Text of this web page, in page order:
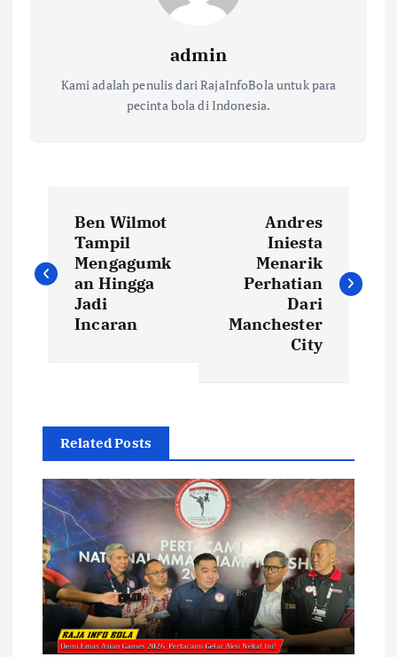
admin
Kami adalah penulis dari RajaInfoBola untuk para
pecinta bola di Indonesia.
a
v
a
s
p
o
s
Ben Wilmot
Tampil
Mengagumk
an Hingga
Jadi
Incaran
Andres
Iniesta
Menarik
Perhatian
Dari
Manchester
City
Related Posts